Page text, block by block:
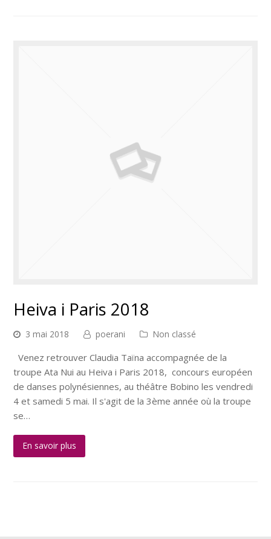
Heiva i Paris 2018
3 mai 2018 poerani Non classé
Venez retrouver Claudia Taïna accompagnée de la
troupe Ata Nui au Heiva i Paris 2018, concours européen
de danses polynésiennes, au théâtre Bobino les vendredi
4 et samedi 5 mai. Il s'agit de la 3ème année où la troupe
se…
En savoir plus